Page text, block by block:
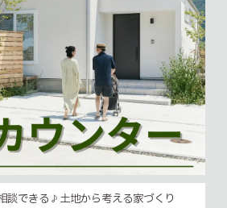
談できる♪土地から考える家づくり